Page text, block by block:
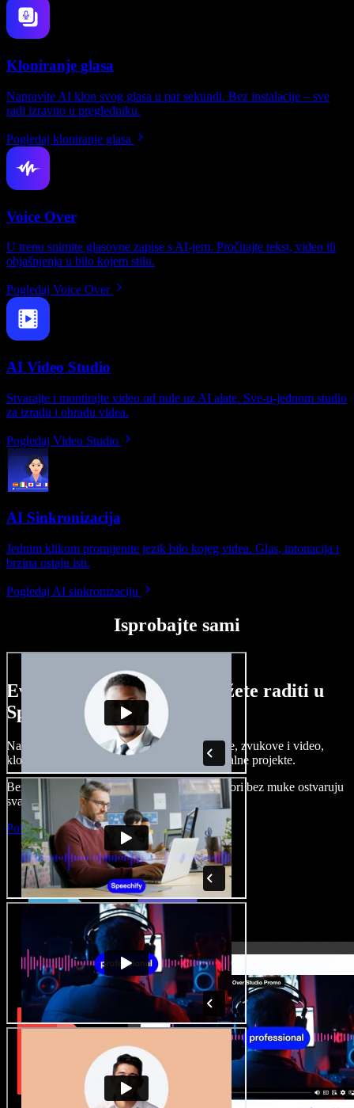
Kloniranje glasa
Napravite AI klon svog glasa u par sekundi. Bez instalacije – sve
radi izravno u pregledniku.
Pogledaj kloniranje glasa
Voice Over
U trenu snimite glasovne zapise s AI-jem. Pročitajte tekst, video ili
objašnjenja u bilo kojem stilu.
Pogledaj Voice Over
AI Video Studio
Stvarajte i montirajte video od nule uz AI alate. Sve-u-jednom studio
za izradu i obradu videa.
Pogledaj Video Studio
AI Sinkronizacija
Jednim klikom promijenite jezik bilo kojeg videa. Glas, intonacija i
brzina ostaju isti.
Pogledaj AI sinkronizaciju
Isprobajte sami
Evo malog pregleda što možete raditi u
Speechify Studiju.
Napravite voice overe, dodajte besplatne slike, zvukove i video,
klonirajte svoj glas i složite sjajne audio-vizualne projekte.
Bez učenja i sve dostupno u pregledniku, autori bez muke ostvaruju
svaku kreativnu ideju.
Pokreni Studio